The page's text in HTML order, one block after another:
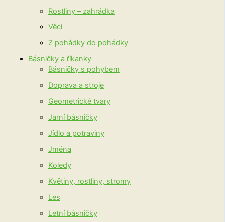
Rostliny – zahrádka
Věci
Z pohádky do pohádky
Básničky a říkanky
Básničky s pohybem
Doprava a stroje
Geometrické tvary
Jarní básničky
Jídlo a potraviny
Jména
Koledy
Květiny, rostliny, stromy
Les
Letní básničky